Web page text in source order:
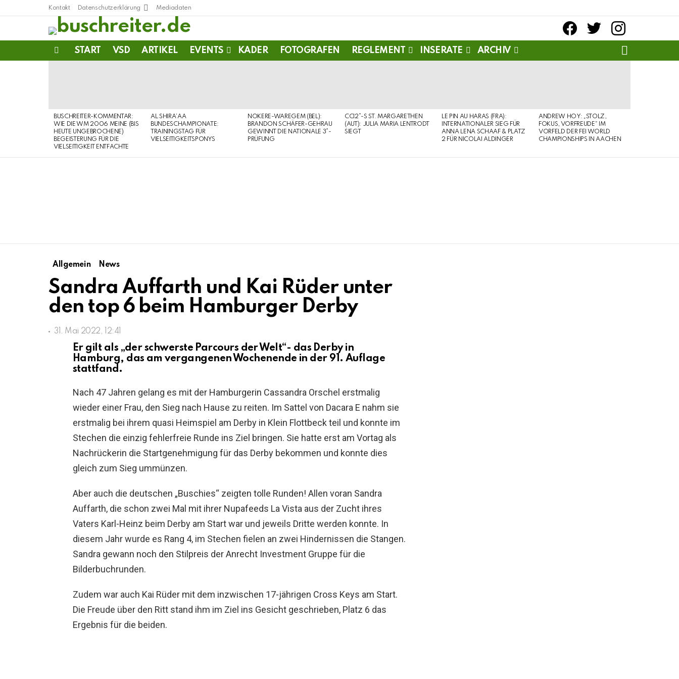
Kontakt Datenschutzerklärung Mediadaten
facebooktwitter instagram
START VSD ARTIKEL EVENTS KADER FOTOGRAFEN REGLEMENT INSERATE ARCHIV
BUSCHREITER-KOMMENTAR:
WIE DIE WM 2006 MEINE (BIS
HEUTE UNGEBROCHENE)
BEGEISTERUNG FÜR DIE
VIELSEITIGKEIT ENTFACHTE
AL SHIRA’AA
BUNDESCHAMPIONATE:
TRAININGSTAG FÜR
VIELSEITIGKEITSPONYS
NOKERE-WAREGEM (BEL):
BRANDON SCHÄFER-GEHRAU
GEWINNT DIE NATIONALE 3*-
PRÜFUNG
CCI2*-S ST. MARGARETHEN
(AUT): JULIA MARIA LENTRODT
SIEGT
LE PIN AU HARAS (FRA):
INTERNATIONALER SIEG FÜR
ANNA LENA SCHAAF & PLATZ
2 FÜR NICOLAI ALDINGER
ANDREW HOY: „STOLZ,
FOKUS, VORFREUDE“ IM
VORFELD DER FEI WORLD
CHAMPIONSHIPS IN AACHEN
Allgemein News
Sandra Auffarth und Kai Rüder unter
den top 6 beim Hamburger Derby
31. Mai 2022, 12:41
Er gilt als „der schwerste Parcours der Welt“- das Derby in
Hamburg, das am vergangenen Wochenende in der 91. Auflage
stattfand.
Nach 47 Jahren gelang es mit der Hamburgerin Cassandra Orschel erstmalig
wieder einer Frau, den Sieg nach Hause zu reiten. Im Sattel von Dacara E nahm sie
erstmalig bei ihrem quasi Heimspiel am Derby in Klein Flottbeck teil und konnte im
Stechen die einzig fehlerfreie Runde ins Ziel bringen. Sie hatte erst am Vortag als
Nachrückerin die Startgenehmigung für das Derby bekommen und konnte dies
gleich zum Sieg ummünzen.
Aber auch die deutschen „Buschies“ zeigten tolle Runden! Allen voran Sandra
Auffarth, die schon zwei Mal mit ihrer Nupafeeds La Vista aus der Zucht ihres
Vaters Karl-Heinz beim Derby am Start war und jeweils Dritte werden konnte. In
diesem Jahr wurde es Rang 4, im Stechen fielen an zwei Hindernissen die Stangen.
Sandra gewann noch den Stilpreis der Anrecht Investment Gruppe für die
Bilderbuchrunden.
Zudem war auch Kai Rüder mit dem inzwischen 17-jährigen Cross Keys am Start.
Die Freude über den Ritt stand ihm im Ziel ins Gesicht geschrieben, Platz 6 das
Ergebnis für die beiden.